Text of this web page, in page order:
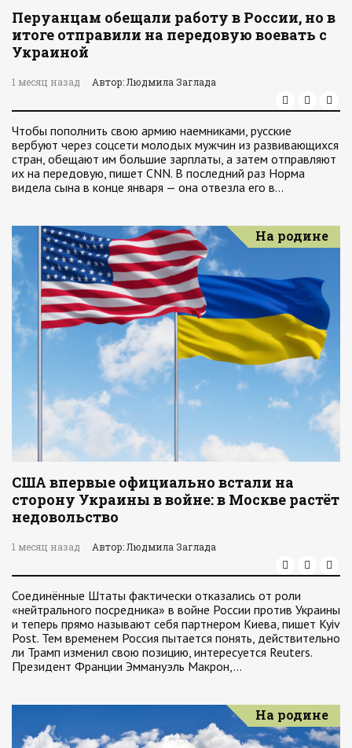
Перуанцам обещали работу в России, но в
итоге отправили на передовую воевать с
Украиной
1 месяц назад Автор: Людмила Заглада
Чтобы пополнить свою армию наемниками, русские
вербуют через соцсети молодых мужчин из развивающихся
стран, обещают им большие зарплаты, а затем отправляют
их на передовую, пишет CNN. В последний раз Норма
видела сына в конце января — она отвезла его в…
На родине
США впервые официально встали на
сторону Украины в войне: в Москве растёт
недовольство
1 месяц назад Автор: Людмила Заглада
Соединённые Штаты фактически отказались от роли
«нейтрального посредника» в войне России против Украины
и теперь прямо называют себя партнером Киева, пишет Kyiv
Post. Тем временем Россия пытается понять, действительно
ли Трамп изменил свою позицию, интересуется Reuters.
Президент Франции Эммануэль Макрон,…
На родине